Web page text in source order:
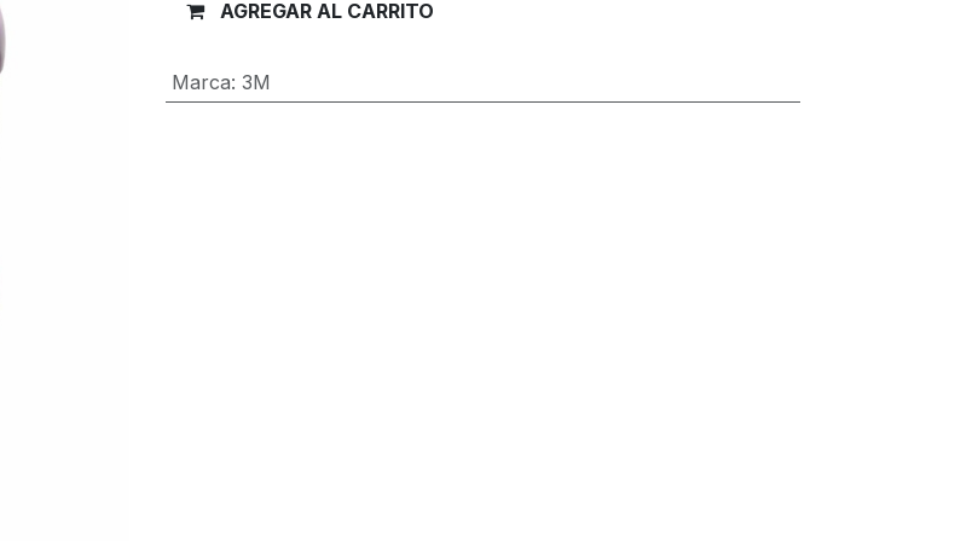
AGREGAR AL CARRITO
Marca: 3M